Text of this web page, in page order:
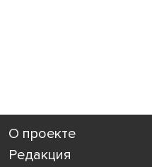
О проекте
Редакция